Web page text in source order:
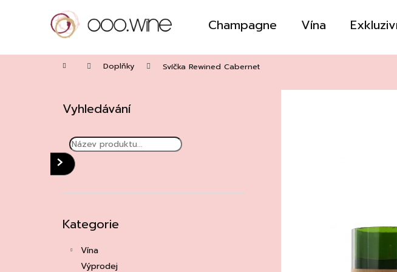
Champagne Vína
Domů Doplňky Svíčka Rewined Cabernet
r
a
n
Vyhledávání
HLEDAT
kategorie
Kategorie
Vína
Výprodej
Zpět